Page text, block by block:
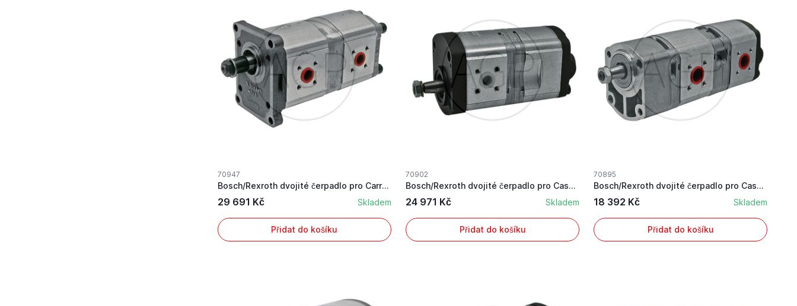
70947
Bosch/Rexroth dvojité čerpadlo pro Carraro s vý...
29 691 Kč Skladem
Přidat do košíku
70902
Bosch/Rexroth dvojité čerpadlo pro Case IH s vý...
24 971 Kč Skladem
Přidat do košíku
70895
Bosch/Rexroth dvojité čerpadlo pro Case IH s vý...
18 392 Kč Skladem
Přidat do košíku